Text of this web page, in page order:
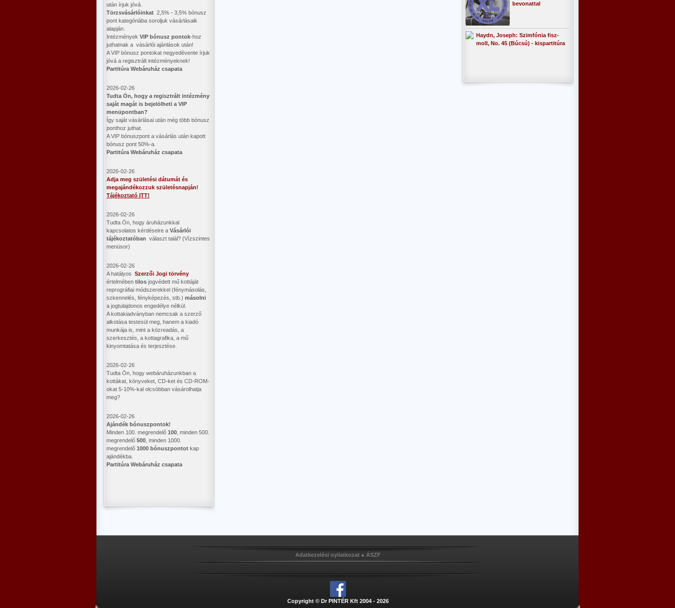
után írjuk jóvá.
Törzsvásárlóinkat 2,5% - 3,5% bónusz
pont kategóriába soroljuk vásárlásaik
alapján.
Intézmények VIP bónusz pontok-hoz
juthatnak a vásárlói ajánlások után!
A VIP bónusz pontokat negyedévente írjuk
jóvá a regisztrált intézményeknek!
Partitúra Webáruház csapata
2026-02-26
​Tudta Ön, hogy a regisztrált intézmény
saját magát is bejelölheti a VIP
menüpontban?
Így saját vásárlásai után még több bónusz
ponthoz juthat.
A VIP bónuszpont a vásárlás után kapott
bónusz pont 50%-a.
Partitúra Webáruház csapata
2026-02-26
Adja meg születési dátumát és
megajándékozzuk születésnapján!
Tájékoztató ITT!
2026-02-26
Tudta Ön, hogy áruházunkkal
kapcsolatos kérdéseire a Vásárlói
tájékoztatóban választ talál? (Vízszintes
menüsor)
2026-02-26
A hatályos Szerzői Jogi törvény
értelmében tilos jogvédett mű kottáját
reprográfiai módszerekkel (fénymásolás,
szkennelés, fényképezés, stb.) másolni
a jogtulajdonos engedélye nélkül.
A kottakiadványban nemcsak a szerző
alkotása testesül meg, hanem a kiadó
munkája is, mint a közreadás, a
szerkesztés, a kottagrafika, a mű
kinyomtatása és terjesztése.
2026-02-26
Tudta Ön, hogy webáruházunkban a
kottákat, könyveket, CD-ket és CD-ROM-
okat 5-10%-kal olcsóbban vásárolhatja
meg?
2026-02-26
Ajándék bónuszpontok!
Minden 100. megrendelő 100 , minden 500.
megrendelő 500 , minden 1000.
megrendelő 1000 bónuszpontot kap
ajándékba.
Partitúra Webáruház csapata
bevonattal
Haydn, Joseph: Szimfónia fisz-
moll, No. 45 (Búcsú) - kispartitúra
Adatkezelési nyilatkozat● ÁSZF
Copyright © Dr PINTÉR Kft 2004 - 2026